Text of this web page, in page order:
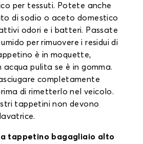
per tessuti. Potete anche
di sodio o aceto domestico
odori e i batteri. Passate
per rimuovere i residui di
è in moquette,
acqua pulita se è in gomma.
completamente
di rimetterlo nel veicolo.
tappetini non devono
tappetino bagagliaio alto